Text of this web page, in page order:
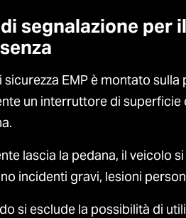
segnalazione per
EMP è montato
un interruttore di superficie
lascia la pedana, il veicolo
incidenti gravi, lesioni
si esclude la possibilità di